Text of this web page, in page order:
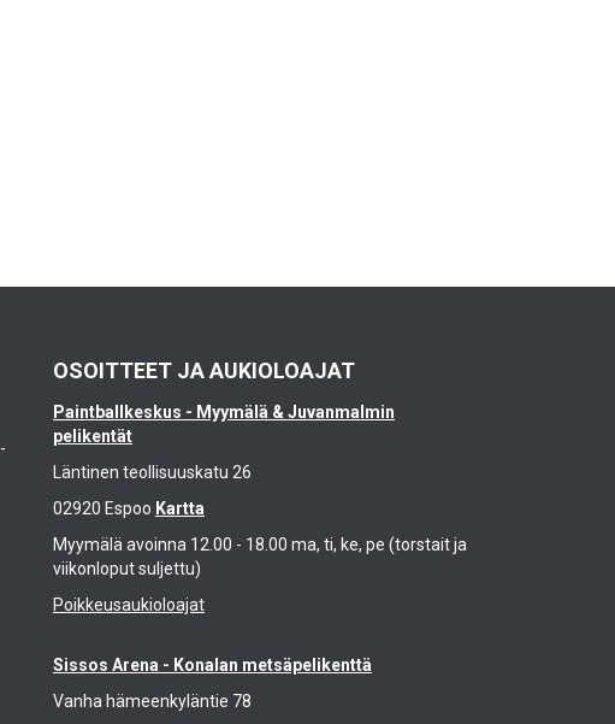
OSOITTEET JA AUKIOLOAJAT
Paintballkeskus - Myymälä & Juvanmalmin
pelikentät
Läntinen teollisuuskatu 26
02920 Espoo Kartta
Myymälä avoinna 12.00 - 18.00 ma, ti, ke, pe (torstait ja
viikonloput suljettu)
Poikkeusaukioloajat
Sissos Arena - Konalan metsäpelikenttä
Vanha hämeenkyläntie 78